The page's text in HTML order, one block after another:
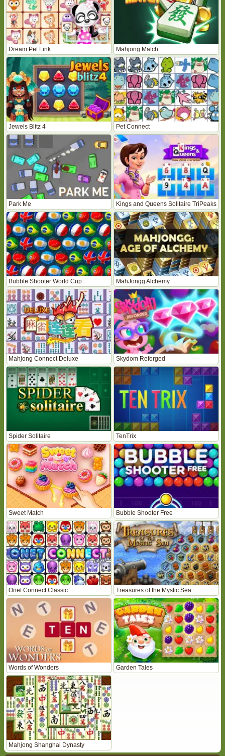
Dream Pet Link Mahjong Match
Jewels Blitz 4 Pet Connect
Park Me Kings and Queens Solitaire TriPeaks
Bubble Shooter World Cup MahJongg Alchemy
Mahjong Connect Deluxe Skydom Reforged
Spider Solitaire TenTrix
Sweet Match Bubble Shooter Free
Onet Connect Classic Treasures of the Mystic Sea
Words of Wonders Garden Tales
Mahjong Shanghai Dynasty